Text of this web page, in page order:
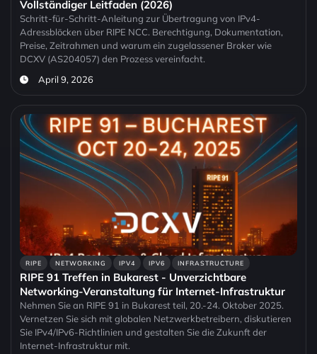
Vollständiger Leitfaden (2026)
Schritt-für-Schritt-Anleitung zur Übertragung von IPv4-
Adressblöcken über RIPE NCC. Berechtigung, Dokumentation,
Preise, Zeitrahmen und warum ein zugelassener Broker wie
DCXV (AS204057) den Prozess vereinfacht.
April 9, 2026
RIPE NETWORKING IPV4 IPV6 INFRASTRUCTURE
RIPE 91 Treffen in Bukarest - Unverzichtbare
Networking-Veranstaltung für Internet-Infrastruktur
Nehmen Sie an RIPE 91 in Bukarest teil, 20.-24. Oktober 2025.
Vernetzen Sie sich mit globalen Netzwerkbetreibern, diskutieren
Sie IPv4/IPv6-Richtlinien und gestalten Sie die Zukunft der
Internet-Infrastruktur mit.